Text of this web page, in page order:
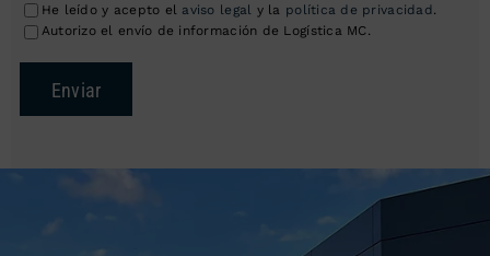
He leído y acepto el aviso legal y la política de privacidad.
Autorizo el envío de información de Logística MC.
Enviar